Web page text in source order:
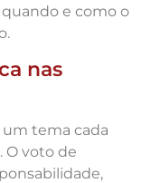
e como o
nas
um tema cada
O voto de